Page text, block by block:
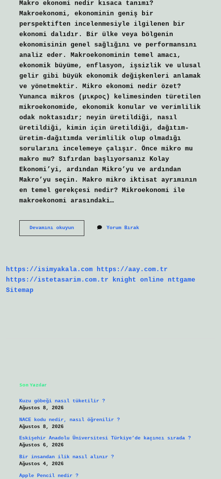
Makro ekonomi nedir kısaca tanımı?
Makroekonomi, ekonominin geniş bir
perspektiften incelenmesiyle ilgilenen bir
ekonomi dalıdır. Bir ülke veya bölgenin
ekonomisinin genel sağlığını ve performansını
analiz eder. Makroekonominin temel amacı,
ekonomik büyüme, enflasyon, işsizlik ve ulusal
gelir gibi büyük ekonomik değişkenleri anlamak
ve yönetmektir. Mikro ekonomi nedir özet?
Yunanca mikros (μικρος) kelimesinden türetilen
mikroekonomide, ekonomik konular ve verimlilik
odak noktasıdır; neyin üretildiği, nasıl
üretildiği, kimin için üretildiği, dağıtım-
üretim-dağıtımda verimlilik olup olmadığı
sorularını incelemeye çalışır. Önce mikro mu
makro mu? Sıfırdan başlıyorsanız Kolay
Ekonomi’yi, ardından Mikro’yu ve ardından
Makro’yu seçin. Makro mikro iktisat ayrımının
en temel gerekçesi nedir? Mikroekonomi ile
makroekonomi arasındaki…
Devamını okuyunMakro
Ne
Fark
Vardır
Yorum Bırak
https://isimyakala.com https://aay.com.tr
https://istetasarim.com.tr
knight online
nttgame
Sitemap
Son Yazılar
Kuzu göbeği nasıl tüketilir ?
Ağustos 8, 2026
NACE kodu nedir, nasıl öğrenilir ?
Ağustos 8, 2026
Eskişehir Anadolu Üniversitesi Türkiye’de kaçıncı sırada ?
Ağustos 6, 2026
Bir insandan ilik nasıl alınır ?
Ağustos 4, 2026
Apple Pencil nedir ?